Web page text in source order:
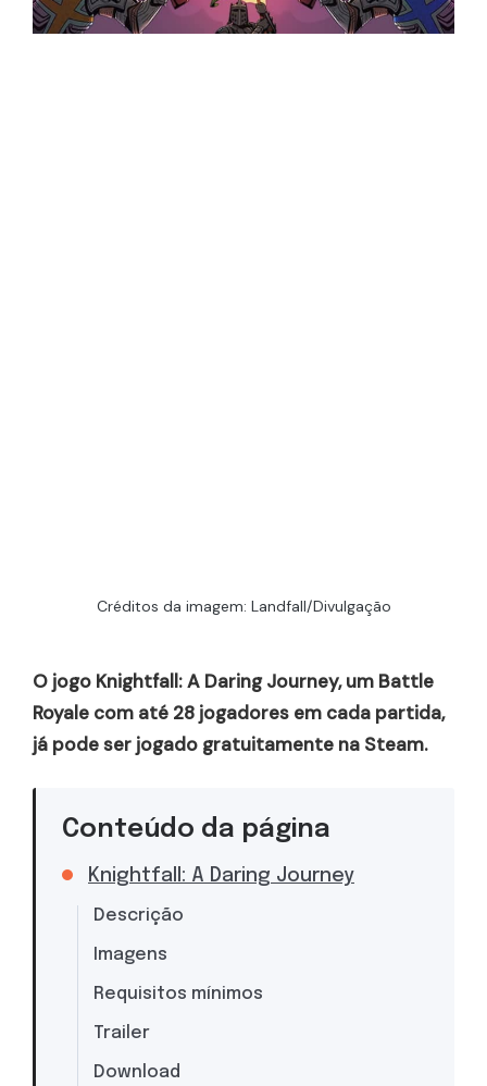
Créditos da imagem: Landfall/Divulgação
O jogo Knightfall: A Daring Journey, um Battle
Royale com até 28 jogadores em cada partida,
já pode ser jogado gratuitamente na Steam.
Conteúdo da página
Knightfall: A Daring Journey
Descrição
Imagens
Requisitos mínimos
Trailer
Download